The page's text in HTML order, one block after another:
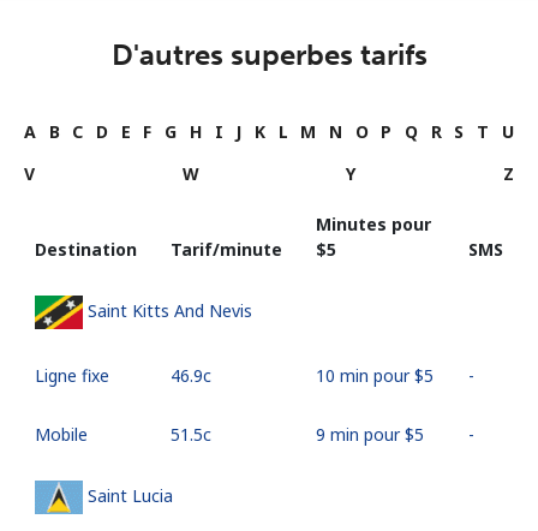
D'autres superbes tarifs
A B C D E F G H I J K L M N O P Q R S T
U
V
W Y Z
Destination Tarif/minute
Minutes pour
⁦$5⁩
SMS
Saint Kitts And Nevis
Ligne fixe ⁦46.9c⁩ 10 min pour ⁦$5⁩ -
Mobile ⁦51.5c⁩ 9 min pour ⁦$5⁩ -
Saint Lucia